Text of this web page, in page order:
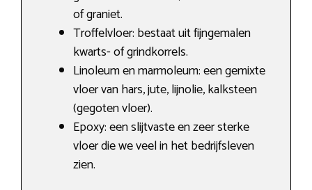
of graniet.
Troffelvloer: bestaat uit fijngemalen
kwarts- of grindkorrels.
Linoleum en marmoleum: een gemixte
vloer van hars, jute, lijnolie, kalksteen
(gegoten vloer).
Epoxy: een slijtvaste en zeer sterke
vloer die we veel in het bedrijfsleven
zien.